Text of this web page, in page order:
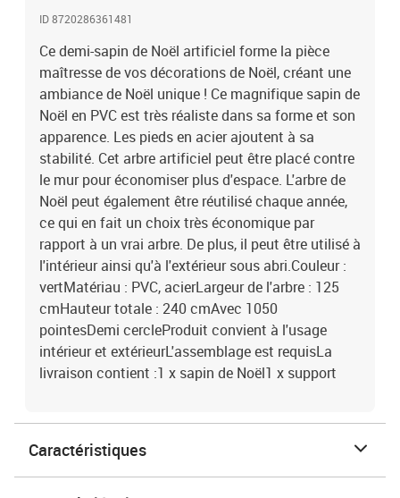
ID 8720286361481
Ce demi-sapin de Noël artificiel forme la pièce
maîtresse de vos décorations de Noël, créant une
ambiance de Noël unique ! Ce magnifique sapin de
Noël en PVC est très réaliste dans sa forme et son
apparence. Les pieds en acier ajoutent à sa
stabilité. Cet arbre artificiel peut être placé contre
le mur pour économiser plus d'espace. L'arbre de
Noël peut également être réutilisé chaque année,
ce qui en fait un choix très économique par
rapport à un vrai arbre. De plus, il peut être utilisé à
l'intérieur ainsi qu'à l'extérieur sous abri.Couleur :
vertMatériau : PVC, acierLargeur de l'arbre : 125
cmHauteur totale : 240 cmAvec 1050
pointesDemi cercleProduit convient à l'usage
intérieur et extérieurL'assemblage est requisLa
livraison contient :1 x sapin de Noël1 x support
Caractéristiques